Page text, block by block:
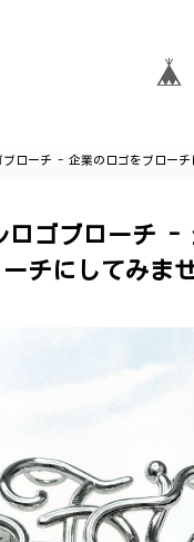
ブローチ - 企業のロゴをブローチ
ロゴブローチ -
チにしてみま